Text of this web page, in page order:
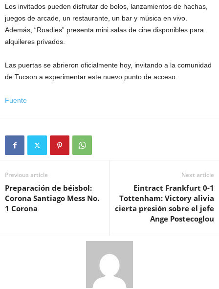
Los invitados pueden disfrutar de bolos, lanzamientos de hachas,
juegos de arcade, un restaurante, un bar y música en vivo.
Además, “Roadies” presenta mini salas de cine disponibles para
alquileres privados.
Las puertas se abrieron oficialmente hoy, invitando a la comunidad
de Tucson a experimentar este nuevo punto de acceso.
Fuente
Previous article
Preparación de béisbol:
Corona Santiago Mess No.
1 Corona
Next article
Eintract Frankfurt 0-1
Tottenham: Victory alivia
cierta presión sobre el jefe
Ange Postecoglou